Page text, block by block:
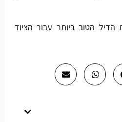
הטוב ביותר עבור הציוד